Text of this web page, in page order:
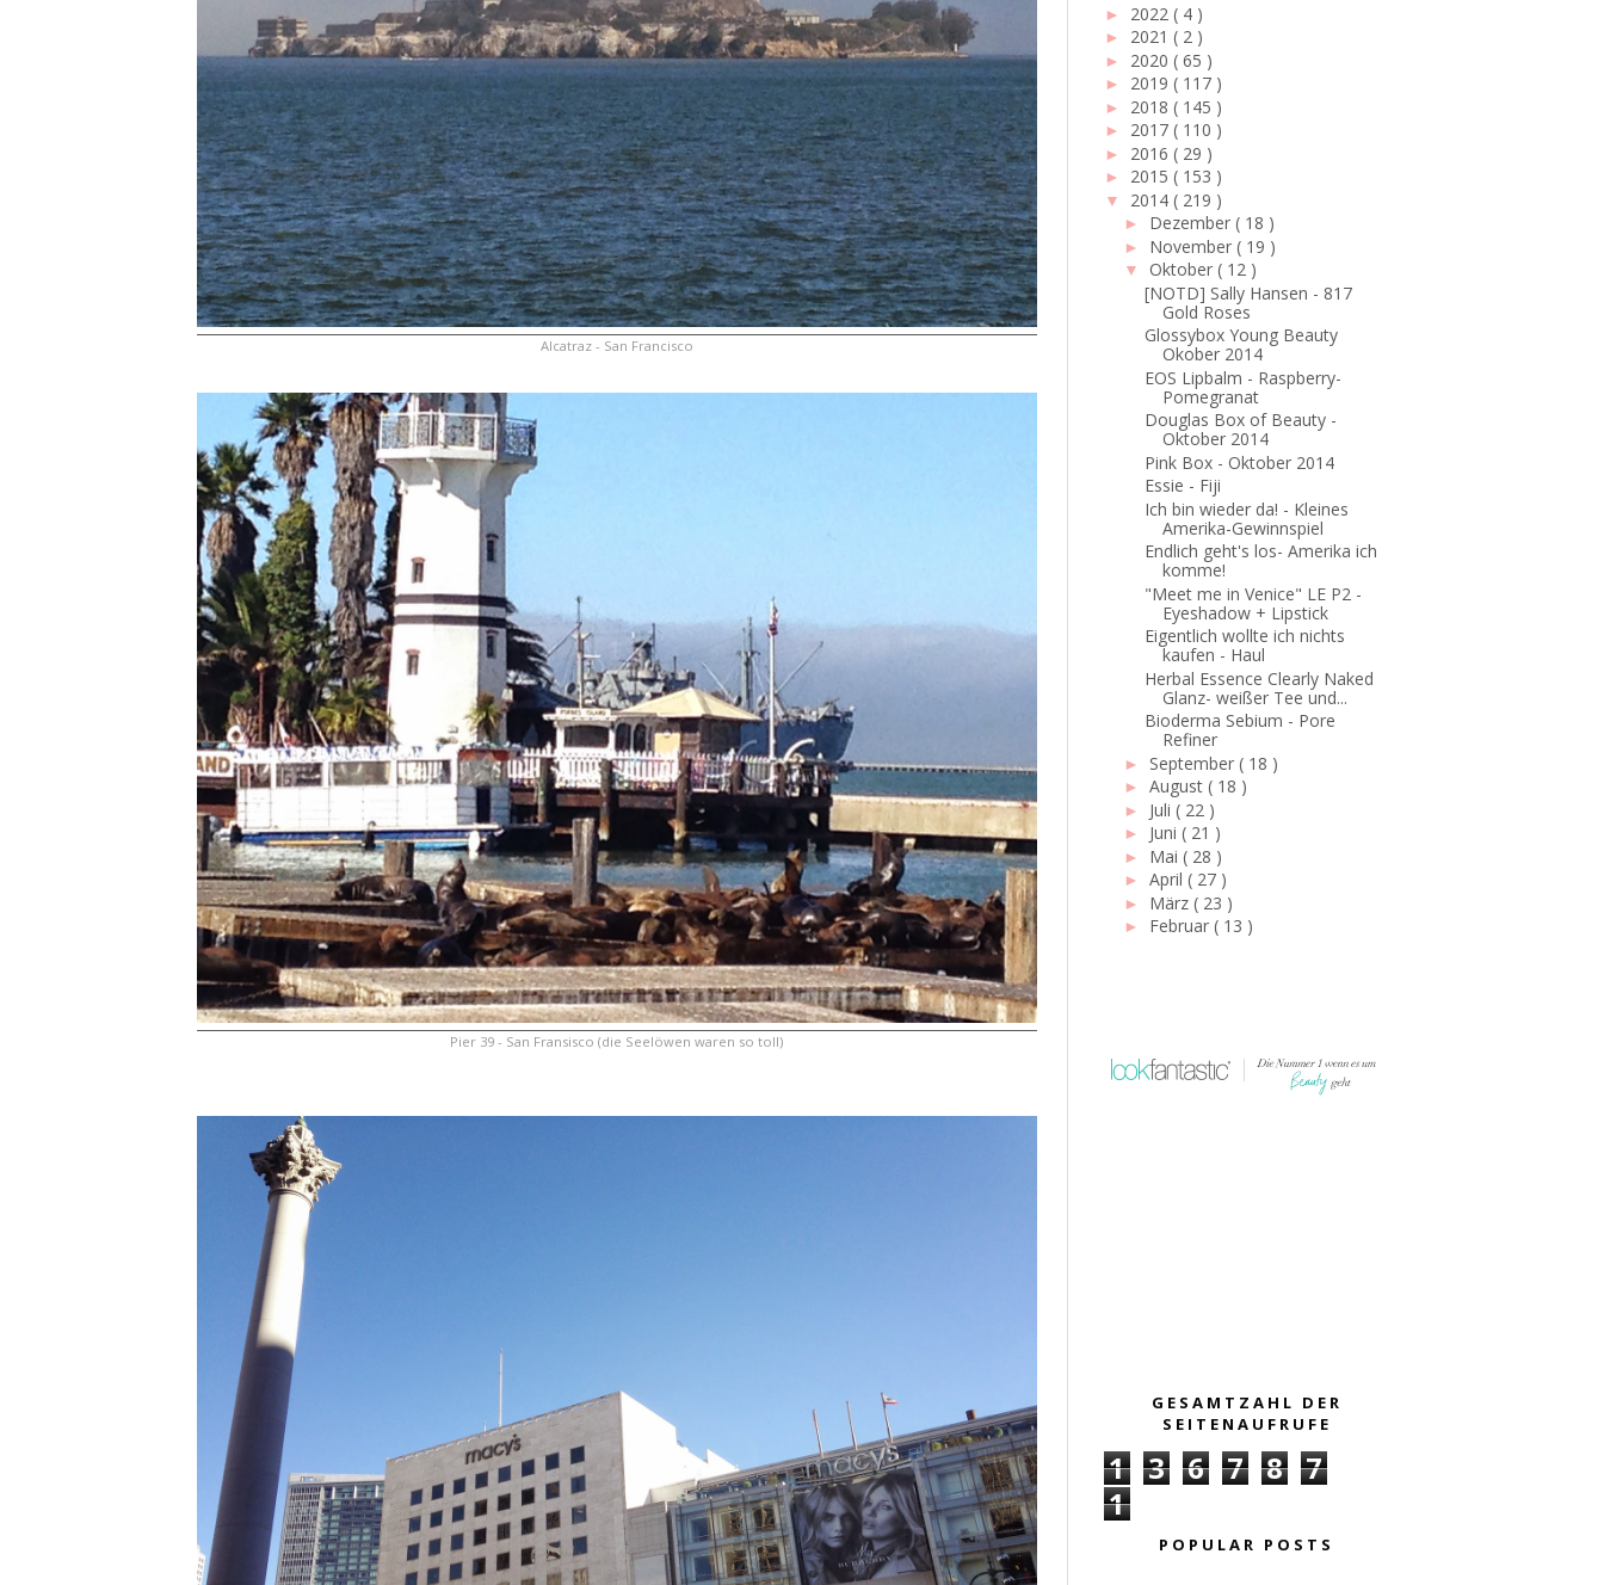
Alcatraz - San Francisco
Pier 39 - San Fransisco (die Seelöwen waren so toll)
► 2022 ( 4 )
► 2021 ( 2 )
► 2020 ( 65 )
► 2019 ( 117 )
► 2018 ( 145 )
► 2017 ( 110 )
► 2016 ( 29 )
► 2015 ( 153 )
▼ 2014 ( 219 )
► Dezember( 18 )
► November( 19 )
▼ Oktober( 12 )
[NOTD] Sally Hansen - 817
Gold Roses
Glossybox Young Beauty
Okober 2014
EOS Lipbalm - Raspberry-
Pomegranat
Douglas Box of Beauty -
Oktober 2014
Pink Box - Oktober 2014
Essie - Fiji
Ich bin wieder da! - Kleines
Amerika-Gewinnspiel
Endlich geht's los- Amerika ich
komme!
"Meet me in Venice" LE P2 -
Eyeshadow + Lipstick
Eigentlich wollte ich nichts
kaufen - Haul
Herbal Essence Clearly Naked
Glanz- weißer Tee und...
Bioderma Sebium - Pore
Refiner
► September( 18 )
►August( 18 )
► Juli( 22 )
► Juni( 21 )
► Mai( 28 )
►April( 27 )
► März( 23 )
► Februar( 13 )
GESAMTZAHL DER
SEITENAUFRUFE
1 3 6 7 8 7
1
POPULAR POSTS